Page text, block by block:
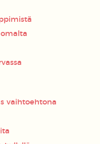
vaihtoehtona